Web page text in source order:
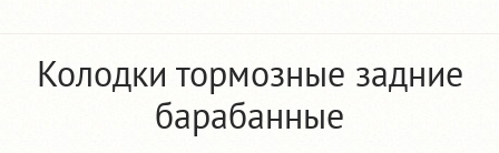
Колодки тормозные задние
барабанные